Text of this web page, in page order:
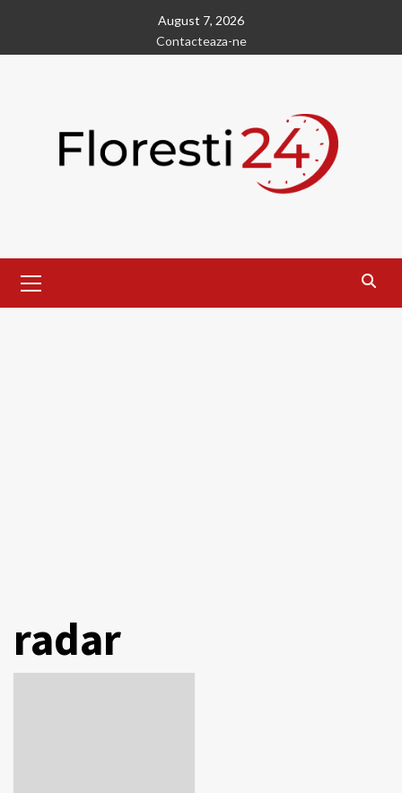
content
August 7, 2026
Contacteaza-ne
Menu
radar